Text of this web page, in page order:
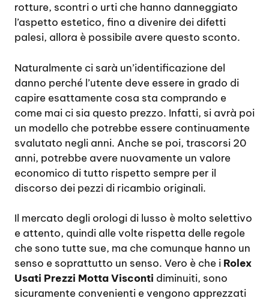
rotture, scontri o urti che hanno danneggiato
l’aspetto estetico, fino a divenire dei difetti
palesi, allora è possibile avere questo sconto.
Naturalmente ci sarà un’identificazione del
danno perché l’utente deve essere in grado di
capire esattamente cosa sta comprando e
come mai ci sia questo prezzo. Infatti, si avrà poi
un modello che potrebbe essere continuamente
svalutato negli anni. Anche se poi, trascorsi 20
anni, potrebbe avere nuovamente un valore
economico di tutto rispetto sempre per il
discorso dei pezzi di ricambio originali.
Il mercato degli orologi di lusso è molto selettivo
e attento, quindi alle volte rispetta delle regole
che sono tutte sue, ma che comunque hanno un
senso e soprattutto un senso. Vero è che i Rolex
Usati Prezzi Motta Visconti diminuiti, sono
sicuramente convenienti e vengono apprezzati